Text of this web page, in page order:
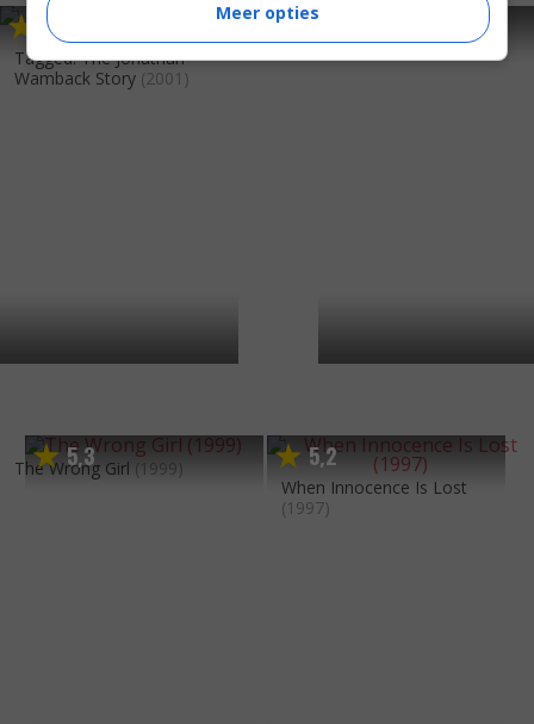
6
Tagged: The Jonathan
Wamback Story (2001)
Lucky Girl (2001)
5,3
The Wrong Girl (1999) 5,2
When Innocence Is Lost
(1997)
Meer opties